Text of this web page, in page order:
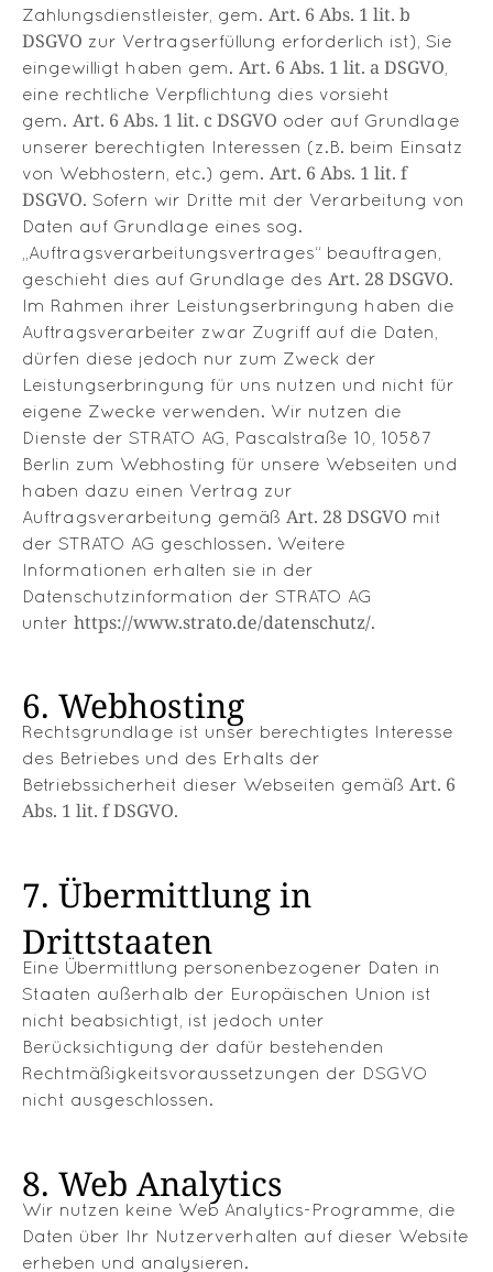
Zahlungsdienstleister, gem. Art. 6 Abs. 1 lit. b
DSGVO zur Vertragserfüllung erforderlich ist), Sie
eingewilligt haben gem. Art. 6 Abs. 1 lit. a DSGVO
eine rechtliche Verpflichtung dies vorsieht
gem. Art. 6 Abs. 1 lit. c DSGVO oder auf Grundlage
unserer berechtigten Interessen (z.B. beim Einsatz
von Webhostern, etc.) gem. Art. 6 Abs. 1 lit. f
DSGVO. Sofern wir Dritte mit der Verarbeitung von
Daten auf Grundlage eines sog.
„Auftragsverarbeitungsvertrages“ beauftragen,
geschieht dies auf Grundlage des Art. 28 DSGVO.
Im Rahmen ihrer Leistungserbringung haben die
Auftragsverarbeiter zwar Zugriff auf die Daten,
dürfen diese jedoch nur zum Zweck der
Leistungserbringung für uns nutzen und nicht für
eigene Zwecke verwenden. Wir nutzen die
Dienste der STRATO AG, Pascalstraße 10, 10587
Berlin zum Webhosting für unsere Webseiten und
haben dazu einen Vertrag zur
Auftragsverarbeitung gemäß Art. 28 DSGVO mit
der STRATO AG geschlossen. Weitere
Informationen erhalten sie in der
Datenschutzinformation der STRATO AG
unter https://www.strato.de/datenschutz/.
6. Webhosting
Rechtsgrundlage ist unser berechtigtes Interesse
des Betriebes und des Erhalts der
Betriebssicherheit dieser Webseiten gemäß Art. 6
Abs. 1 lit. f DSGVO.
7. Übermittlung in
Drittstaaten
Eine Übermittlung personenbezogener Daten in
Staaten außerhalb der Europäischen Union ist
nicht beabsichtigt, ist jedoch unter
Berücksichtigung der dafür bestehenden
Rechtmäßigkeitsvoraussetzungen der DSGVO
nicht ausgeschlossen.
8. Web Analytics
Wir nutzen keine Web Analytics-Programme, die
Daten über Ihr Nutzerverhalten auf dieser Website
erheben und analysieren.